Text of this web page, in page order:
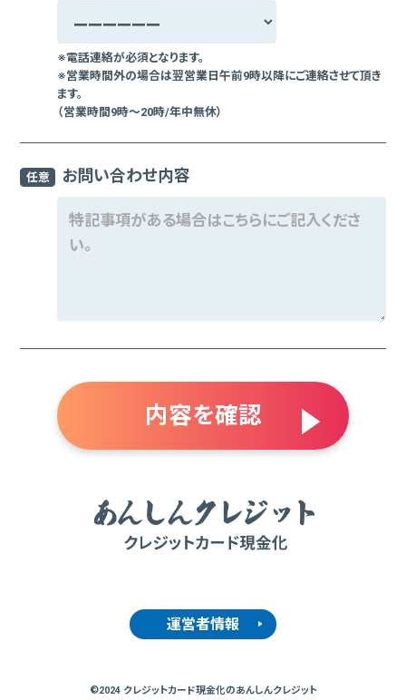
※電話連絡が必須となります。
※営業時間外の場合は翌営業日午前9時以降にご連絡させて頂き
ます。
（営業時間9時～20時/年中無休）
任意 お問い合わせ内容
運営者情報
©2024 クレジットカード現金化のあんしんクレジット